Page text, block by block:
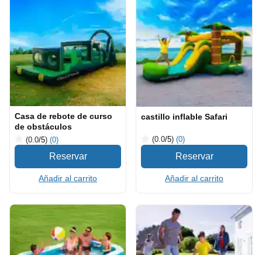
Casa de rebote de curso
de obstáculos
(0.0/5) (0)
Añadir al carrito
castillo inflable Safari
(0.0/5) (0)
Añadir al carrito